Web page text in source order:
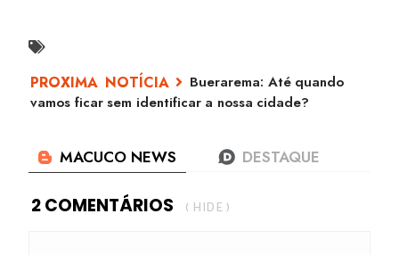
Buerarema: Até quando
vamos ficar sem identificar a nossa cidade?
2 COMENTÁRIOS ( HIDE )